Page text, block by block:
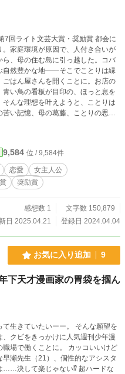
家庭環境が原因で、人付き合いが
、母の住む島に引っ越した。コバ
自然豊かな地――そこでことりは縁
はん屋さんを開くことに。お店の
い鳥の看板が目印の、ほっと息を
んな理想を叶えようと、ことりは
い記憶、母の葛藤、ことりの思
がそっと背中を押す、温かい再生
9,584 位 / 9,584件
恋愛
女主人公
奨励賞
感想数 1
文字数 150,879
日 2025.04.21
登録日 2024.04.04
お気に入り追加 9
下天才漫画家の胃袋を掴ん
生きていたいーー。 そんな願望を
クビをきっかけに人気週刊少年漫
場で働くことに。 カッコいいけど
瀬先生（21）、個性的なアシスタ
……決して楽じゃない⁉︎ 超ハードな